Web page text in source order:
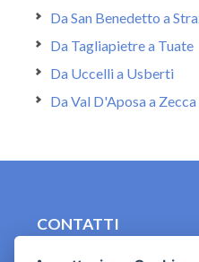
Da San Benedetto a
Da Tagliapietre a Tuate
Da Uccelli a Usberti
Da Val D'Aposa a Zecca
CONTATTI